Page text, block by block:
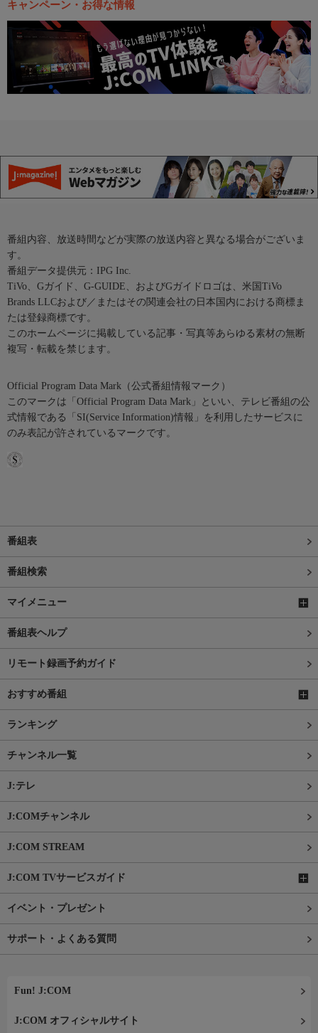
キャンペーン・お得な情報
番組内容、放送時間などが実際の放送内容と異なる場合がございま
す。
番組データ提供元：IPG Inc.
TiVo、Gガイド、G-GUIDE、およびGガイドロゴは、米国TiVo
Brands LLCおよび／またはその関連会社の日本国内における商標ま
たは登録商標です。
このホームページに掲載している記事・写真等あらゆる素材の無断
複写・転載を禁じます。
Official Program Data Mark（公式番組情報マーク）
このマークは「Official Program Data Mark」といい、テレビ番組の公
式情報である「SI(Service Information)情報」を利用したサービスに
のみ表記が許されているマークです。
番組表
番組検索
マイメニュー
番組表ヘルプ
リモート録画予約ガイド
おすすめ番組
ランキング
チャンネル一覧
J:テレ
J:COMチャンネル
J:COM STREAM
J:COM TVサービスガイド
イベント・プレゼント
サポート・よくある質問
Fun! J:COM
J:COM オフィシャルサイト